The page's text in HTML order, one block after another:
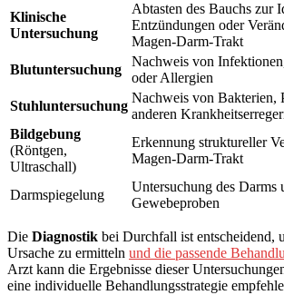
Klinische
Untersuchung
Abtasten des Bauchs zur
Entzündungen oder
Magen-Darm-Trakt
Blutuntersuchung
Nachweis von
oder Allergien
Stuhluntersuchung
Nachweis von Bakterien,
anderen
Bildgebung
(Röntgen,
Ultraschall)
Erkennung struktureller
Magen-Darm-Trakt
Darmspiegelung
Untersuchung des Darms
Gewebeproben
Die Diagnostik bei Durchfall ist entscheidend,
Ursache zu ermitteln und die passende
Arzt kann die Ergebnisse dieser
eine individuelle Behandlungsstrategie